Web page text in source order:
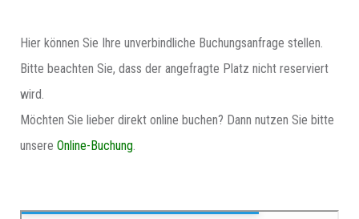
Hier können Sie Ihre unverbindliche Buchungsanfrage stellen.
Bitte beachten Sie, dass der angefragte Platz nicht reserviert
wird.
Möchten Sie lieber direkt online buchen? Dann nutzen Sie bitte
unsere Online-Buchung